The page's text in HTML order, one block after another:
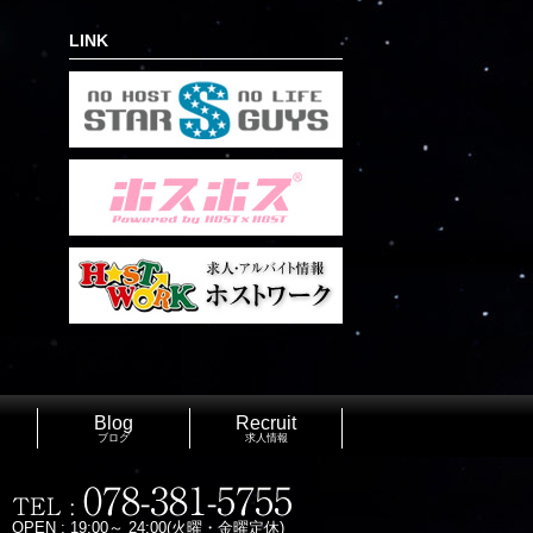
LINK
Blog
ブログ
Recruit
求人情報
OPEN : 19:00～ 24:00(火曜・金曜定休)